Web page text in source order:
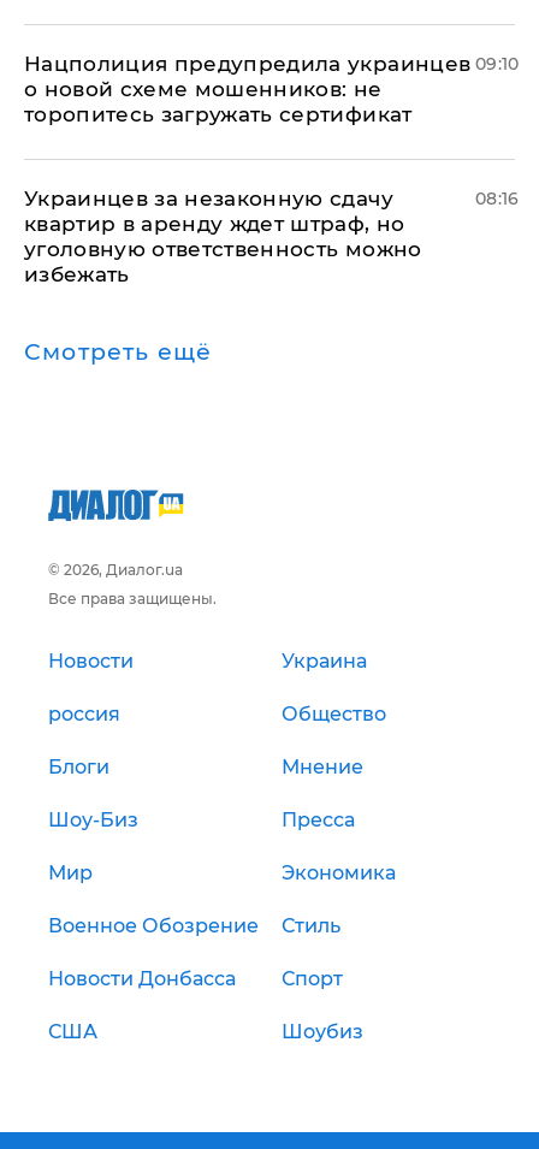
Нацполиция предупредила украинцев
о новой схеме мошенников: не
торопитесь загружать сертификат
09:10
Украинцев за незаконную сдачу
квартир в аренду ждет штраф, но
уголовную ответственность можно
избежать
08:16
Смотреть ещё
© 2026, Диалог.ua
Все права защищены.
Новости Украина
россия Общество
Блоги Мнение
Шоу-Биз Пресса
Мир Экономика
Военное Обозрение Стиль
Новости Донбасса Спорт
США Шоубиз